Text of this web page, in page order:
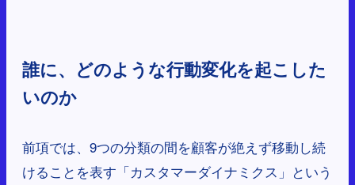
誰に、どのような行動変化を起こした
いのか
前項では、9つの分類の間を顧客が絶えず移動し続
けることを表す「カスタマーダイナミクス」という